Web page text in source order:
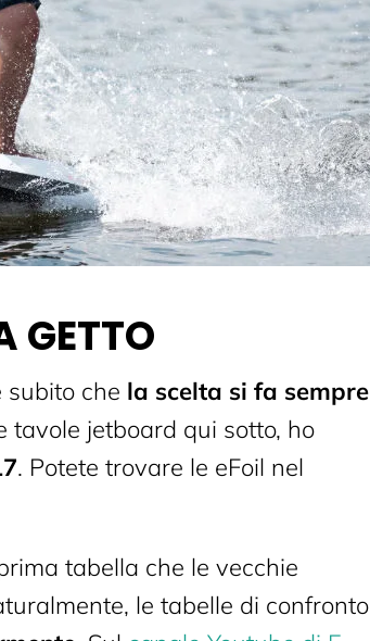
GETTO
subito che la scelta si fa sempre
tavole jetboard qui sotto, ho
. Potete trovare le eFoil nel
tabella che le vecchie
le tabelle di confronto